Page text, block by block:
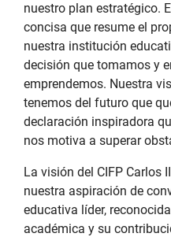
nuestro plan estratégico.
concisa que resume el
nuestra institución
decisión que tomamos y
emprendemos. Nuestra
tenemos del futuro que
declaración inspiradora
nos motiva a superar
La visión del CIFP Carlos
nuestra aspiración de
educativa líder,
académica y su